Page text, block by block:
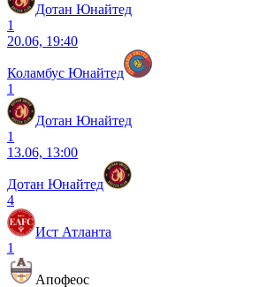
Дотан Юнайтед
1
20.06, 19:40
Коламбус Юнайтед
1
Дотан Юнайтед
1
13.06, 13:00
Дотан Юнайтед
4
Ист Атланта
1
Апофеос